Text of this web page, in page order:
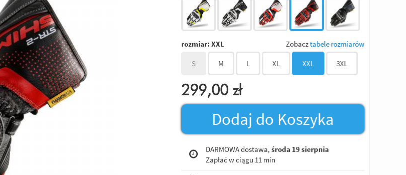
rozmiar: XXL Zobacztabele rozmiarów
S M L XL XXL 3XL
299,00 zł
Dodaj do Koszyka
DARMOWA dostawa, środa 19 sierpnia
Zapłać w ciągu 11 min